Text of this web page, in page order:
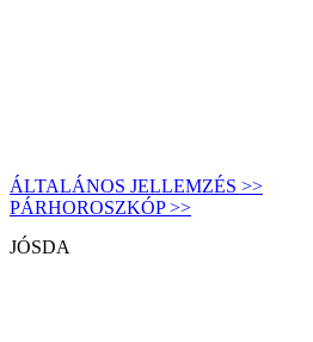
ÁLTALÁNOS JELLEMZÉS >>
PÁRHOROSZKÓP >>
JÓSDA